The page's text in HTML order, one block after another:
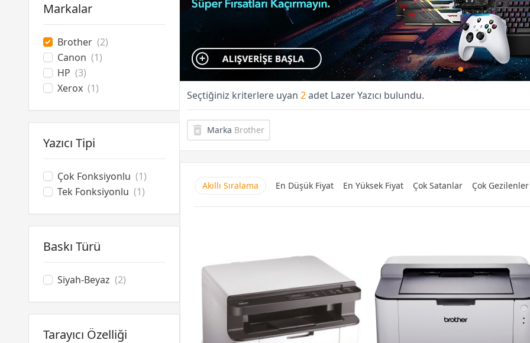
Markalar
Brother (2)
Canon (1)
HP (3)
Xerox (1)
Yazıcı Tipi
Çok Fonksiyonlu (1)
Tek Fonksiyonlu (1)
Baskı Türü
Siyah-Beyaz (2)
Tarayıcı Özelliği
Seçtiğiniz kriterlere uyan 2adet Lazer Yazıcı bulundu.
Marka Brother
Akıllı Sıralama En Düşük Fiyat En Yüksek Fiyat Çok Satanlar Çok Gezilenler